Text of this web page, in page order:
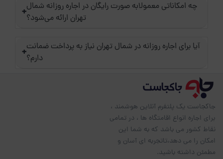
چه امکاناتی معمولابه صورت رایگان در اجاره روزانه شمال
تهران ارائه می‌شود؟+
آیا برای اجاره روزانه در شمال تهران نیاز به پرداخت ضمانت
دارم؟+
جاکجاست یک پلتفرم آنلاین هوشمند ،
برای اجاره انواع اقامتگاه ها ، در تمامی
نقاط کشور می باشد که به شما این
امکان را می دهد،تاتجربه ای آسان و
مطمئن داشته باشید.